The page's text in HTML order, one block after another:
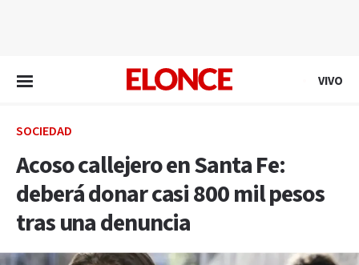
VIVO
SOCIEDAD
Acoso callejero en Santa Fe:
deberá donar casi 800 mil pesos
tras una denuncia